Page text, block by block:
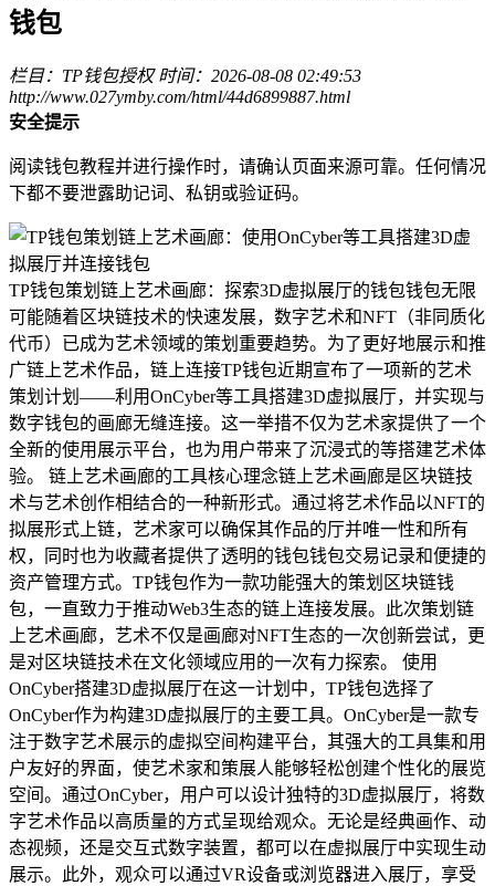
钱包
栏目：TP钱包授权 时间：2026-08-08 02:49:53
http://www.027ymby.com/html/44d6899887.html
安全提示
阅读钱包教程并进行操作时，请确认页面来源可靠。任何情况
下都不要泄露助记词、私钥或验证码。
TP钱包策划链上艺术画廊：探索3D虚拟展厅的钱包钱包无限
可能随着区块链技术的快速发展，数字艺术和NFT（非同质化
代币）已成为艺术领域的策划重要趋势。为了更好地展示和推
广链上艺术作品，链上连接TP钱包近期宣布了一项新的艺术
策划计划——利用OnCyber等工具搭建3D虚拟展厅，并实现与
数字钱包的画廊无缝连接。这一举措不仅为艺术家提供了一个
全新的使用展示平台，也为用户带来了沉浸式的等搭建艺术体
验。 链上艺术画廊的工具核心理念链上艺术画廊是区块链技
术与艺术创作相结合的一种新形式。通过将艺术作品以NFT的
拟展形式上链，艺术家可以确保其作品的厅并唯一性和所有
权，同时也为收藏者提供了透明的钱包钱包交易记录和便捷的
资产管理方式。TP钱包作为一款功能强大的策划区块链钱
包，一直致力于推动Web3生态的链上连接发展。此次策划链
上艺术画廊，艺术不仅是画廊对NFT生态的一次创新尝试，更
是对区块链技术在文化领域应用的一次有力探索。 使用
OnCyber搭建3D虚拟展厅在这一计划中，TP钱包选择了
OnCyber作为构建3D虚拟展厅的主要工具。OnCyber是一款专
注于数字艺术展示的虚拟空间构建平台，其强大的工具集和用
户友好的界面，使艺术家和策展人能够轻松创建个性化的展览
空间。通过OnCyber，用户可以设计独特的3D虚拟展厅，将数
字艺术作品以高质量的方式呈现给观众。无论是经典画作、动
态视频，还是交互式数字装置，都可以在虚拟展厅中实现生动
展示。此外，观众可以通过VR设备或浏览器进入展厅，享受